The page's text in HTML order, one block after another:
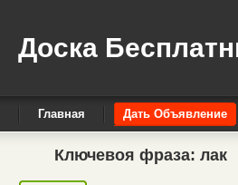
Доска
Главная Дать Объявление
Ключевоя фраза: лак